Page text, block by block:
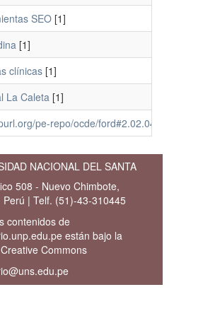
SEO [1]
[1]
clínicas [1]
La Caleta [1]
pe-repo/ocde/ford#2.02.04
NACIONAL DEL SANTA
508 - Nuevo Chimbote,
Perú | Telf. (51)-43-310445
contenidos de
están bajo la
Commons